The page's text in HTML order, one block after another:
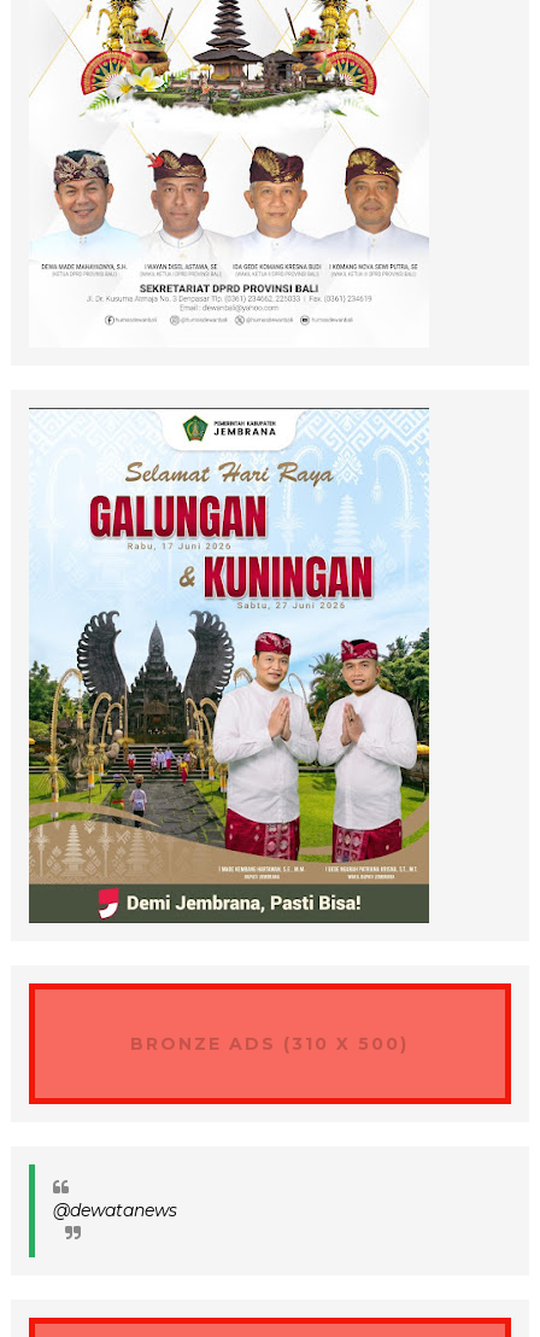
BRONZE ADS (310 X 500)
@dewatanews